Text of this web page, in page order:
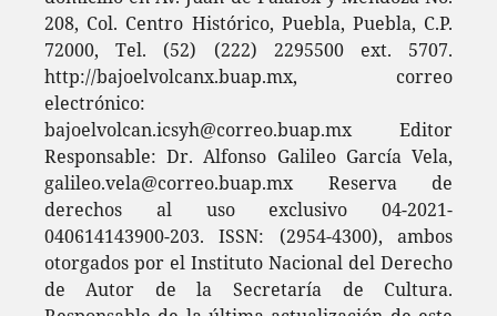
208, Col. Centro Histórico, Puebla, Puebla, C.P.
72000, Tel. (52) (222) 2295500 ext. 5707.
http://bajoelvolcanx.buap.mx, correo
electrónico:
bajoelvolcan.icsyh@correo.buap.mx Editor
Responsable: Dr. Alfonso Galileo García Vela,
galileo.vela@correo.buap.mx Reserva de
derechos al uso exclusivo 04-2021-
040614143900-203. ISSN: (2954-4300), ambos
otorgados por el Instituto Nacional del Derecho
de Autor de la Secretaría de Cultura.